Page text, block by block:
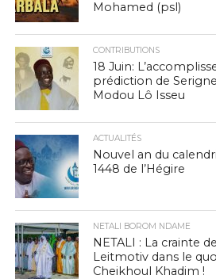
Mohamed (psl)
CONTRIBUTIONS
18 Juin:
prédiction de
Modou Lô Isseu
ACTUALITÉS
Nouvel an du
1448 de l’Hégire
NETALI BOROM NDAME
NETALI : La crainte
Leitmotiv dans le
Cheikhoul Khadim !